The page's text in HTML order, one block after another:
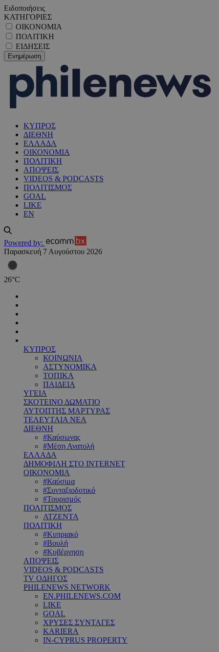
Ειδοποιήσεις
ΚΑΤΗΓΟΡΙΕΣ
ΟΙΚΟΝΟΜΙΑ
ΠΟΛΙΤΙΚΗ
ΕΙΔΗΣΕΙΣ
ΚΥΠΡΟΣ
ΔΙΕΘΝΗ
ΕΛΛΑΔΑ
ΟΙΚΟΝΟΜΙΑ
ΠΟΛΙΤΙΚΗ
ΑΠΟΨΕΙΣ
VIDEOS & PODCASTS
ΠΟΛΙΤΙΣΜΟΣ
GOAL
LIKE
EN
Powered by:
Παρασκευή 7 Αυγούστου 2026
26°C
ΚΥΠΡΟΣ
ΚΟΙΝΩΝΙΑ
ΑΣΤΥΝΟΜΙΚΑ
ΤΟΠΙΚΑ
ΠΑΙΔΕΙΑ
ΥΓΕΙΑ
ΣΚΟΤΕΙΝΟ ΔΩΜΑΤΙΟ
ΑΥΤΟΠΤΗΣ ΜΑΡΤΥΡΑΣ
ΤΕΛΕΥΤΑΙΑ ΝΕΑ
ΔΙΕΘΝΗ
#Καύσωνας
#Μέση Ανατολή
ΕΛΛΑΔΑ
ΔΗΜΟΦΙΛΗ ΣΤΟ INTERNET
ΟΙΚΟΝΟΜΙΑ
#Καύσιμα
#Συνταξιοδοτικό
#Τουρισμός
ΠΟΛΙΤΙΣΜΟΣ
ΑΤΖΕΝΤΑ
ΠΟΛΙΤΙΚΗ
#Κυπριακό
#Βουλή
#Κυβέρνηση
ΑΠΟΨΕΙΣ
VIDEOS & PODCASTS
TV ΟΔΗΓΟΣ
PHILENEWS NETWORK
EN.PHILENEWS.COM
LIKE
GOAL
ΧΡΥΣΕΣ ΣΥΝΤΑΓΕΣ
KARIERA
IN-CYPRUS PROPERTY